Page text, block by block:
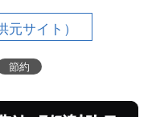
よ
元サイト）
節約